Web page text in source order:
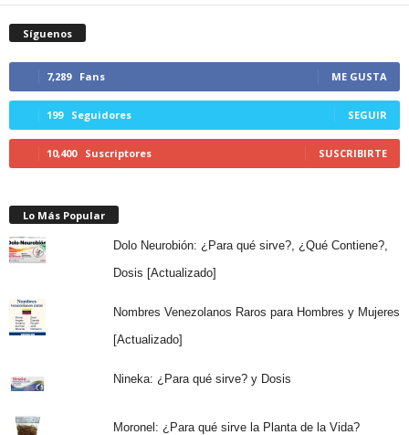
Síguenos
7,289 Fans ME GUSTA
199 Seguidores SEGUIR
10,400 Suscriptores SUSCRIBIRTE
Lo Más Popular
Dolo Neurobión: ¿Para qué sirve?, ¿Qué Contiene?,
Dosis [Actualizado]
Nombres Venezolanos Raros para Hombres y Mujeres
[Actualizado]
Nineka: ¿Para qué sirve? y Dosis
Moronel: ¿Para qué sirve la Planta de la Vida?